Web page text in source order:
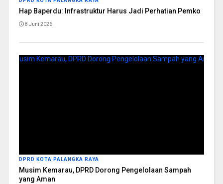
Hap Baperdu: Infrastruktur Harus Jadi Perhatian Pemko
8 Juni 2026
DPRD KOTA PALANGKA RAYA
Musim Kemarau, DPRD Dorong Pengelolaan Sampah
yang Aman